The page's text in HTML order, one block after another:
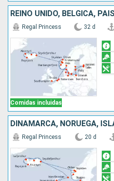
Comidas incluidas
Regal Princess 32 d
Regal Princess 20 d